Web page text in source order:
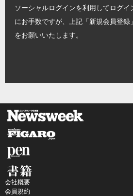
ソーシャルログインを利用してログ
にお手数ですが、上記「新規会員登
をお願いいたします。
会社概要
会員規約